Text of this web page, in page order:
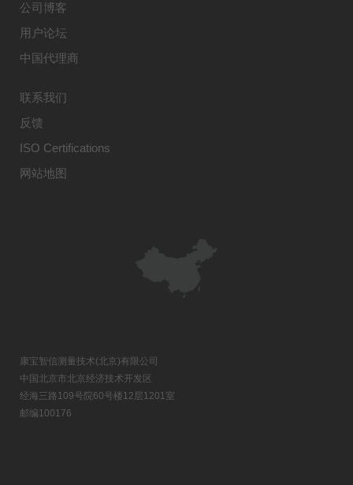
公司博客
用户论坛
中国代理商
联系我们
反馈
ISO Certifications
网站地图
康宝智信测量技术(北京)有限公司
中国北京市北京经济技术开发区
经海三路109号院60号楼12层1201室
邮编100176